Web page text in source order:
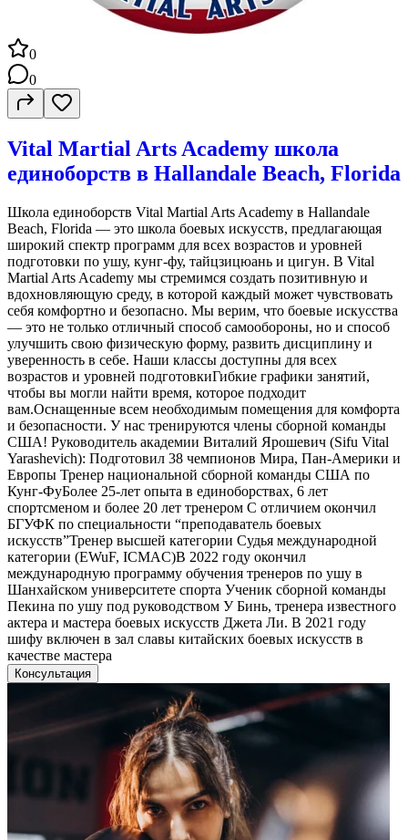
0
0
Vital Martial Arts Academy школа
единоборств в Hallandale Beach, Florida
Школа единоборств Vital Martial Arts Academy в Hallandale
Beach, Florida — это школа боевых искусств, предлагающая
широкий спектр программ для всех возрастов и уровней
подготовки по ушу, кунг-фу, тайцзицюань и цигун. В Vital
Martial Arts Academy мы стремимся создать позитивную и
вдохновляющую среду, в которой каждый может чувствовать
себя комфортно и безопасно. Мы верим, что боевые искусства
— это не только отличный способ самообороны, но и способ
улучшить свою физическую форму, развить дисциплину и
уверенность в себе. Наши классы доступны для всех
возрастов и уровней подготовкиГибкие графики занятий,
чтобы вы могли найти время, которое подходит
вам.Оснащенные всем необходимым помещения для комфорта
и безопасности. У нас тренируются члены сборной команды
США! Руководитель академии Виталий Ярошевич (Sifu Vital
Yarashevich): Подготовил 38 чемпионов Мира, Пан-Америки и
Европы Тренер национальной сборной команды США по
Кунг-ФуБолее 25-лет опыта в единоборствах, 6 лет
спортсменом и более 20 лет тренером С отличием окончил
БГУФК по специальности “преподаватель боевых
искусств”Тренер высшей категории Судья международной
категории (EWuF, ICMAC)В 2022 году окончил
международную программу обучения тренеров по ушу в
Шанхайском университете спорта Ученик сборной команды
Пекина по ушу под руководством У Бинь, тренера известного
актера и мастера боевых искусств Джета Ли. В 2021 году
шифу включен в зал славы китайских боевых искусств в
качестве мастера
Консультация